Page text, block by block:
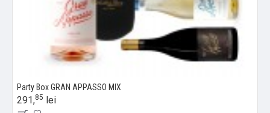
Party Box GRAN APPASSO MIX
291,85 lei